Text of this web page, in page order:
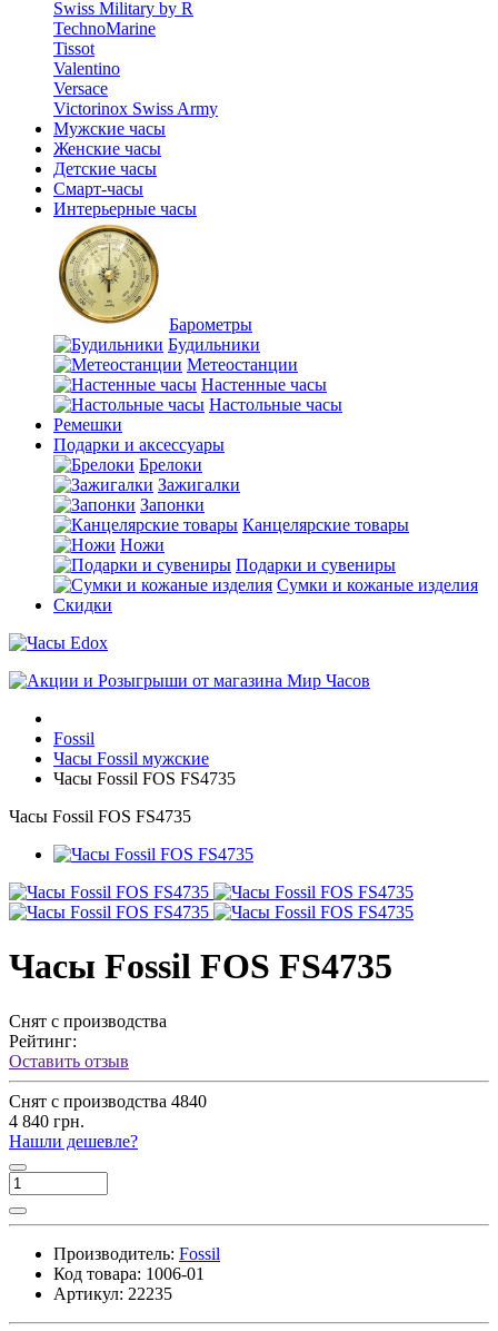
Swiss Military by R
TechnoMarine
Tissot
Valentino
Versace
Victorinox Swiss Army
Мужские часы
Женские часы
Детские часы
Смарт-часы
Интерьерные часы
Барометры
Будильники
Метеостанции
Настенные часы
Настольные часы
Ремешки
Подарки и аксессуары
Брелоки
Зажигалки
Запонки
Канцелярские товары
Ножи
Подарки и сувениры
Сумки и кожаные изделия
Скидки
Fossil
Часы Fossil мужские
Часы Fossil FOS FS4735
Часы Fossil FOS FS4735
Часы Fossil FOS FS4735
Снят с производства
Рейтинг:
Оставить отзыв
Снят с производства 4840
4 840 грн.
Нашли дешевле?
Производитель: Fossil
Код товара: 1006-01
Артикул: 22235